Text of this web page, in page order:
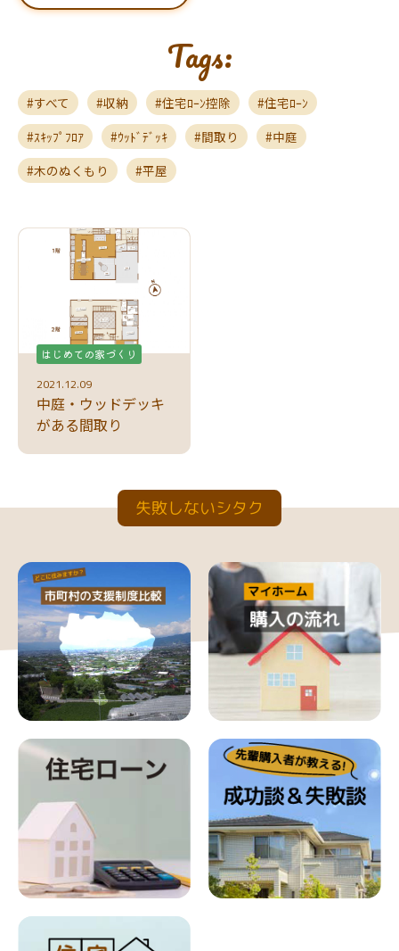
Tags:
すべて 収納 住宅ﾛｰﾝ控除
住宅ﾛｰﾝ
ｽｷｯﾌﾟﾌﾛｱ
ｳｯﾄﾞﾃﾞｯｷ 間取り
中庭
木のぬくもり
平屋
はじめての家づくり
2021.12.09
中庭・ウッドデッキ
がある間取り
失敗しないシタク